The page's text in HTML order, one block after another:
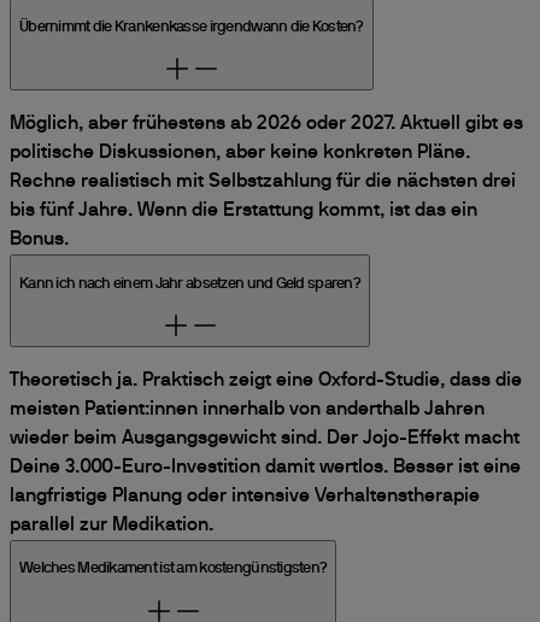
Übernimmt die Krankenkasse irgendwann die Kosten?
Möglich, aber frühestens ab 2026 oder 2027. Aktuell gibt es
politische Diskussionen, aber keine konkreten Pläne.
Rechne realistisch mit Selbstzahlung für die nächsten drei
bis fünf Jahre. Wenn die Erstattung kommt, ist das ein
Bonus.
Kann ich nach einem Jahr absetzen und Geld sparen?
Theoretisch ja. Praktisch zeigt eine Oxford-Studie, dass die
meisten Patient:innen innerhalb von anderthalb Jahren
wieder beim Ausgangsgewicht sind. Der Jojo-Effekt macht
Deine 3.000-Euro-Investition damit wertlos. Besser ist eine
langfristige Planung oder intensive Verhaltenstherapie
parallel zur Medikation.
Welches Medikament ist am kostengünstigsten?